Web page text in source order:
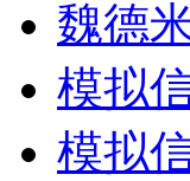
魏德
模拟
模拟